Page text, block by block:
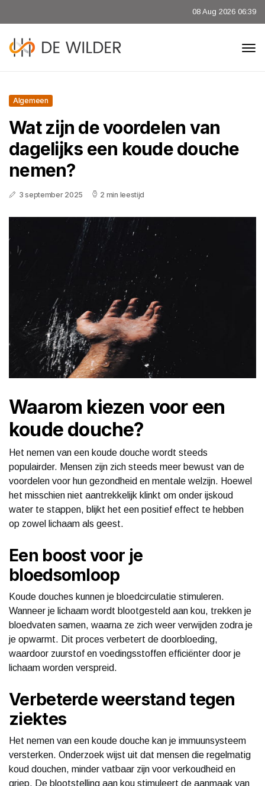
08 Aug 2026 06:39
Algemeen
Wat zijn de voordelen van
dagelijks een koude douche
nemen?
3 september 2025 2 min leestijd
Waarom kiezen voor een
koude douche?
Het nemen van een koude douche wordt steeds
populairder. Mensen zijn zich steeds meer bewust van de
voordelen voor hun gezondheid en mentale welzijn. Hoewel
het misschien niet aantrekkelijk klinkt om onder ijskoud
water te stappen, blijkt het een positief effect te hebben
op zowel lichaam als geest.
Een boost voor je
bloedsomloop
Koude douches kunnen je bloedcirculatie stimuleren.
Wanneer je lichaam wordt blootgesteld aan kou, trekken je
bloedvaten samen, waarna ze zich weer verwijden zodra je
je opwarmt. Dit proces verbetert de doorbloeding,
waardoor zuurstof en voedingsstoffen efficiënter door je
lichaam worden verspreid.
Verbeterde weerstand tegen
ziektes
Het nemen van een koude douche kan je immuunsysteem
versterken. Onderzoek wijst uit dat mensen die regelmatig
koud douchen, minder vatbaar zijn voor verkoudheid en
griep. De blootstelling aan kou stimuleert de aanmaak van